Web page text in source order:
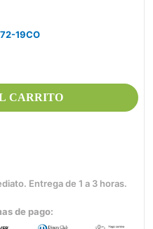
19CO
CARRITO
Entrega de 1 a 3 horas.
de pago: